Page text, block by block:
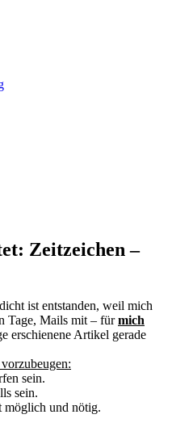
Zeitzeichen –
ist entstanden, weil mich
Tage, Mails mit – fürmich
erschienene Artikel gerade
sein.
sein.
möglich und nötig.